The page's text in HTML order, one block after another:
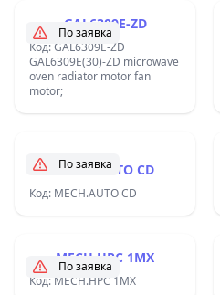
67, shaft &#xD8; 5.005 mm
Voltage: nominal 18 VDC
Torque: @ constant 8.4
mNm/A Pole number: 5 Used
for Cordles Power Drill JCBD-
CD18M;
По заявка
GAL6309E-ZD
Код: GAL6309E-ZD
GAL6309E(30)-ZD microwave
oven radiator motor fan
motor;
По заявка
MECH.AUTO CD
Код: MECH.AUTO CD
По заявка
MECH.HPC 1MX
Код: MECH.HPC 1MX